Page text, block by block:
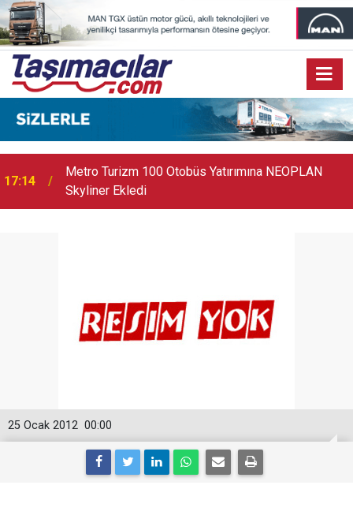
17:07 Audi Q9 Markanın En Büyük SUV Modeli Oldu
00:00
25 Ocak 2012